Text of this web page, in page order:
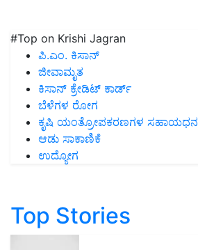
#Top on Krishi Jagran
ಪಿ.ಎಂ. ಕಿಸಾನ್
ಜೀವಾಮೃತ
ಕಿಸಾನ್ ಕ್ರೇಡಿಟ್ ಕಾರ್ಡ್
ಬೆಳೆಗಳ ರೋಗ
ಕೃಷಿ ಯಂತ್ರೋಪಕರಣಗಳ ಸಹಾಯಧನ
ಆಡು ಸಾಕಾಣಿಕೆ
ಉದ್ಯೋಗ
Top Stories